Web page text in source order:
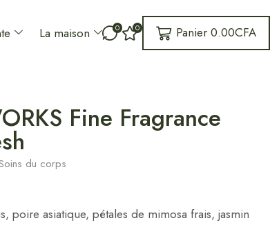
La maison 0 0 Panier 0.00CFA
Fine Fragrance
du corps
poire asiatique, pétales de mimosa frais, jasmin